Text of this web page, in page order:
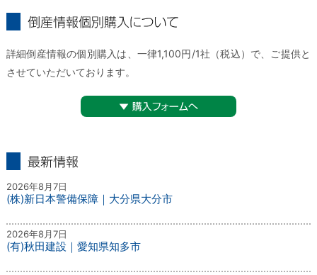
詳細倒産情報の個別購入は、一律1,100円/1社（税込）で、ご提供と
させていただいております。
2026年8月7日
(株)新日本警備保障｜大分県大分市
2026年8月7日
(有)秋田建設｜愛知県知多市